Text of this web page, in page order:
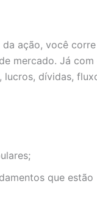
ação, você
mercado. Já
lucros, dívidas,
que estão